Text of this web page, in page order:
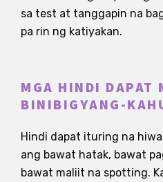
sa test at tanggapin na
pa rin ng katiyakan.
MGA HINDI DAPAT
BINIBIGYANG-
Hindi dapat ituring na
ang bawat hatak, bawat
bawat maliit na spotting.